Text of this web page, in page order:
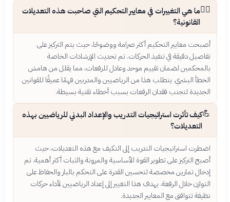
👨‍⚖️ما هي التغييرات في معايير التحكيم التي صاحبت هذه التعديلات
القانونية؟
أصبحت معايير التحكيم أكثر صرامة ووضوحًا، حيث يتم التركيز على
تفاصيل دقيقة في تنفيذ الحركات. تم تحديث الإرشادات الخاصة
بالمحكمين لضمان تقييم موحد وعادل للرفعات، مما يقلل من هامش
الخطأ البشري. يتطلب هذا من الرياضيين والمدربين فهمًا عميقًا للقوانين
الجديدة لتجنب فقدان الرفعات بسبب أخطاء تقنية بسيطة.
💪كيف تأثرت استراتيجيات التدريب والإعداد البدني للرياضيين بهذه
التعديلات؟
اضطرت استراتيجيات التدريب إلى التكيف مع هذه التعديلات، حيث
أصبح التركيز على تطوير القوة الأساسية والمرونة والثبات أكثر أهمية. تم
إدخال تمارين مخصصة لتحسين القدرة على التحكم بالبار والحفاظ على
التوازن خلال الرفعة. يهدف هذا التغيير إلى إعداد الرياضيين لأداء حركات
نظيفة تتوافق مع المعايير الجديدة.